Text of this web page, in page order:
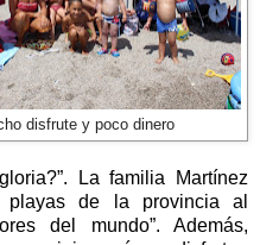
disfrute y poco dinero
La familia Martínez
playas de la provincia al
del mundo”. Además,